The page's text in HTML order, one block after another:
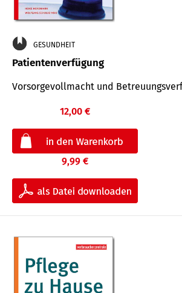
GESUNDHEIT
Patientenverfügung
Vorsorgevollmacht und
12,00 €
9,99 €